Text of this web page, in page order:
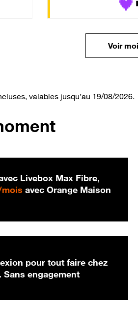
Voir
valables jusqu’au 19/08/2026.
Livebox Max Fibre,
mois 20 € par mois
avec Orange Maison
pour tout faire chez
Sans engagement